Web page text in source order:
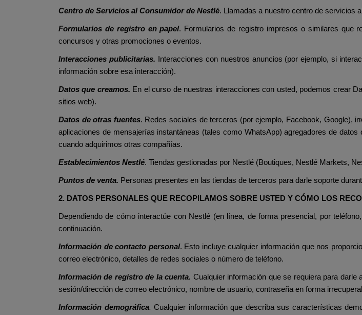
Centro de Servicios al Consumidor de Nestlé. Llamadas a nuestro centro de servicios
Formularios de registro en papel. Formularios de registro impresos o similares que
concursos y otras promociones o eventos.
Interacciones publicitarias.
Interacciones con nuestros anuncios (por ejemplo, si
información sobre esa interacción).
Datos que creamos. En el curso de nuestras interacciones con usted, podemos crear
sitios web).
Datos de otras fuentes. Redes sociales de terceros (por ejemplo, Facebook, Google),
aplicaciones de mensajerías instantáneas (tales como WhatsApp) agregadores de
cuando adquirimos otras compañías.
Establecimientos Nestlé. Tiendas gestionadas por Nestlé (Boutiques, Nestlé Markets,
Puntos de venta. Personas presentes en las tiendas de terceros para darle soporte
2. DATOS PERSONALES QUE RECOPILAMOS SOBRE USTED Y CÓMO LOS
Dependiendo de cómo interactúe con Nestlé (en línea, de forma presencial, por
continuación.
Información de contacto personal. Esto incluye cualquier información que nos
correo electrónico, detalles de redes sociales o número de teléfono.
Información de registro de la cuenta. Cualquier información que se requiera para
sesión/dirección de correo electrónico, nombre de usuario, contraseña en forma
Información demográfica. Cualquier información que describa sus características